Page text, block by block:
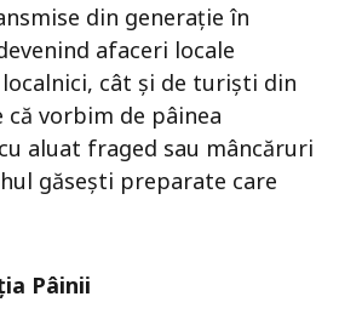
din generație în
afaceri locale
cât și de turiști din
că vorbim de pâinea
aluat fraged sau mâncăruri
găsești preparate care
Pâinii